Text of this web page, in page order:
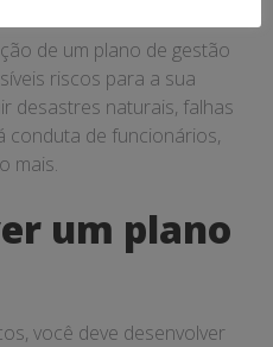
de um plano de gestão
riscos para a sua
desastres naturais, falhas
conduta de funcionários,
mais.
um plano
você deve desenvolver